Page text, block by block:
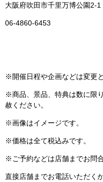
大阪府吹田市千里万博公園
06-4860-6453
※開催日程や企画などは変更
※商品、景品、特典は数に限
赦ください。
※画像はイメージです。
※価格は全て税込みです。
※ご予約などは店舗までお問
直接店舗までお電話いただく